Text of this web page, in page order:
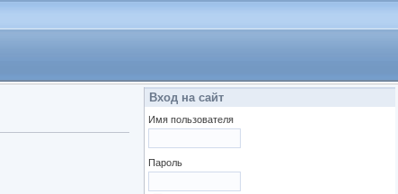
Вход на сайт
Имя пользователя
Пароль